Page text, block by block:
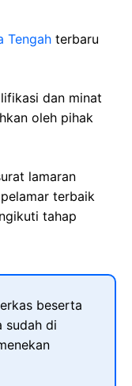
Tengah terbaru
dan minat
oleh pihak
lamaran
terbaik
tahap
beserta
sudah di